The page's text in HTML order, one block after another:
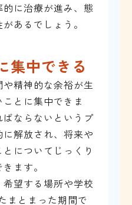
に治療が進み、態
あるでしょう。
集中できる
精神的な余裕が生
とに集中できま
ならないというプ
解放され、将来や
についてじっくり
ます。
望する場所や学校
まとまった期間で